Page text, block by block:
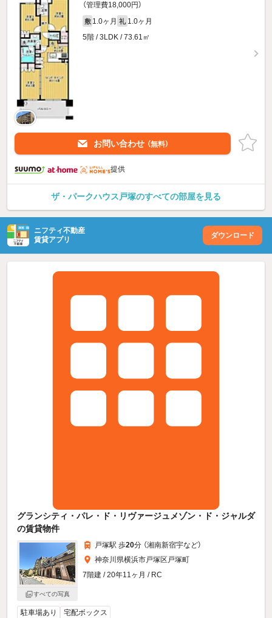
（管理費18,000円）
敷 1.0ヶ月 礼 1.0ヶ月
5階 / 3LDK / 73.61㎡
お問い合わせ （無料）
提供
ザ・パークハウス戸塚のすべての部屋を見る
ニフティ不動産
賃貸アプリ
ダウンロード
グランシティ・パレ・ド・リヴァージュメゾン・ド・ジャルダ
の賃貸物件
すべての写真
戸塚駅 歩20分 （湘南新宿宇など）
神奈川県横浜市戸塚区戸塚町
7階建 / 20年11ヶ月 / RC
駐車場あり 宅配ボックス